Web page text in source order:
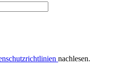
nachlesen.